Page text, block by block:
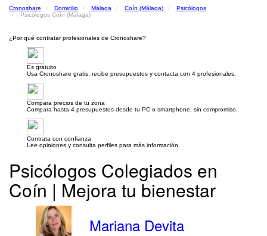
Cronoshare Domicilio Málaga Coín (Málaga)
Psicólogos
Psicólogos Coín (Málaga)
¿Por qué contratar profesionales de Cronoshare?
Es gratuito
Usa Cronoshare gratis: recibe presupuestos y contacta con 4 profesionales.
Compara precios de tu zona
Compara hasta 4 presupuestos desde tu PC o smartphone, sin compromiso.
Contrata con confianza
Lee opiniones y consulta perfiles para más información.
Psicólogos Colegiados en
Coín | Mejora tu bienestar
Mariana Devita